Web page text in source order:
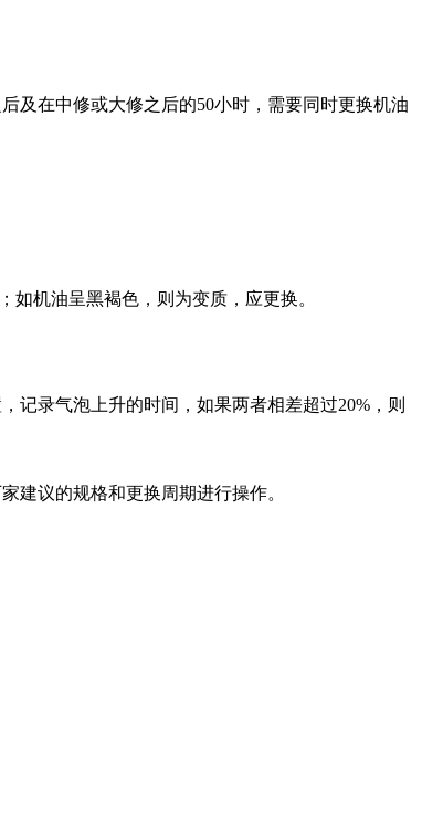
及在中修或大修之后的50小时，需要同时更换机油
如机油呈黑褐色，则为变质，应更换。
记录气泡上升的时间，如果两者相差超过20% ，则
建议的规格和更换周期进行操作。